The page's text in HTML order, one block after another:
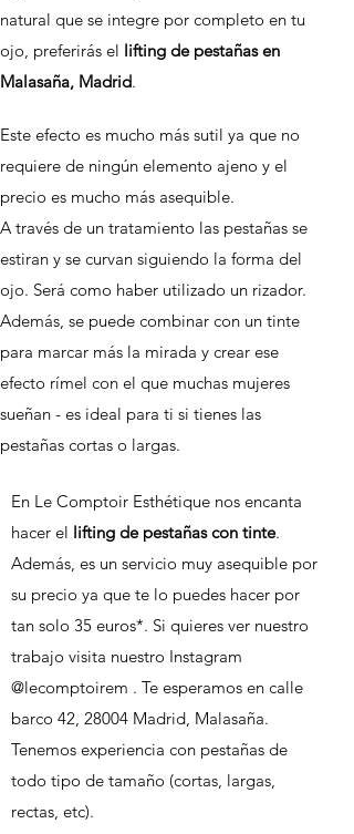
natural que se integre por completo en tu
ojo, preferirás el lifting de pestañas en
Malasaña, Madrid.
Este efecto es mucho más sutil ya que no
requiere de ningún elemento ajeno y el
precio es mucho más asequible.
A través de un tratamiento las pestañas se
estiran y se curvan siguiendo la forma del
ojo. Será como haber utilizado un rizador.
Además, se puede combinar con un tinte
para marcar más la mirada y crear ese
efecto rímel con el que muchas mujeres
sueñan - es ideal para ti si tienes las
pestañas cortas o largas.
En Le Comptoir Esthétique nos encanta
hacer el lifting de pestañas con tinte.
Además, es un servicio muy asequible por
su precio ya que te lo puedes hacer por
tan solo 35 euros*. Si quieres ver nuestro
trabajo visita nuestro Instagram
@lecomptoirem . Te esperamos en calle
barco 42, 28004 Madrid, Malasaña.
Tenemos experiencia con pestañas de
todo tipo de tamaño (cortas, largas,
rectas, etc).